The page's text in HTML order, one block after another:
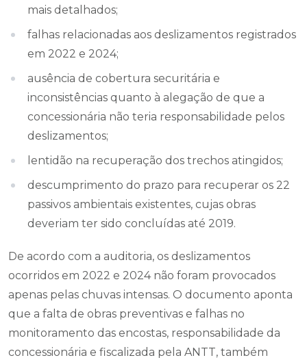
mais detalhados;
falhas relacionadas aos deslizamentos registrados
em 2022 e 2024;
ausência de cobertura securitária e
inconsistências quanto à alegação de que a
concessionária não teria responsabilidade pelos
deslizamentos;
lentidão na recuperação dos trechos atingidos;
descumprimento do prazo para recuperar os 22
passivos ambientais existentes, cujas obras
deveriam ter sido concluídas até 2019.
De acordo com a auditoria, os deslizamentos
ocorridos em 2022 e 2024 não foram provocados
apenas pelas chuvas intensas. O documento aponta
que a falta de obras preventivas e falhas no
monitoramento das encostas, responsabilidade da
concessionária e fiscalizada pela ANTT, também